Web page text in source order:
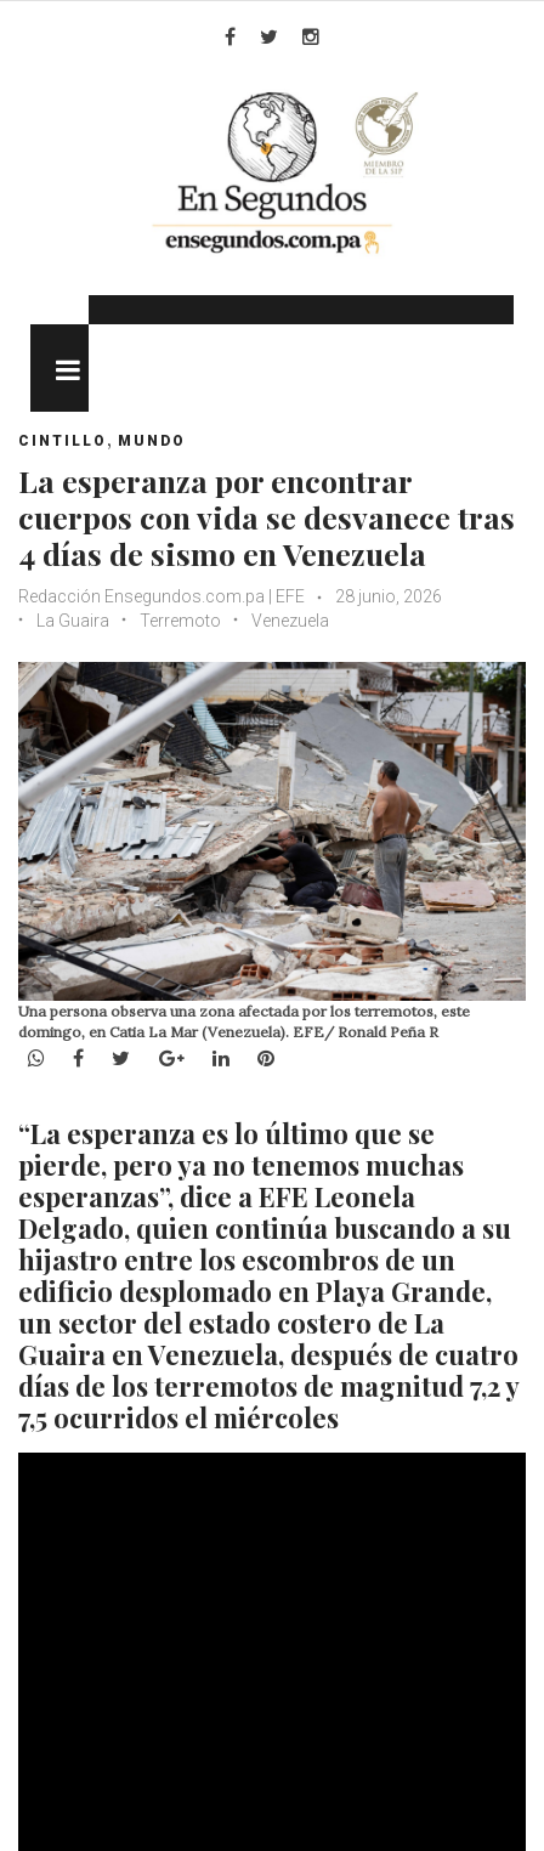
CINTILLO , MUNDO
La esperanza por encontrar
cuerpos con vida se desvanece tras
4 días de sismo en Venezuela
Redacción Ensegundos.com.pa | EFE
28 junio, 2026
La Guaira
Terremoto Venezuela
Una persona observa una zona afectada por los terremotos, este
domingo, en Catia La Mar (Venezuela). EFE/ Ronald Peña R
WhatsApp
Facebook
TwitterGoogle+LinkedInPinterest
“La esperanza es lo último que se
pierde, pero ya no tenemos muchas
esperanzas”, dice a EFE Leonela
Delgado, quien continúa buscando a su
hijastro entre los escombros de un
edificio desplomado en Playa Grande,
un sector del estado costero de La
Guaira en Venezuela, después de cuatro
días de los terremotos de magnitud 7,2 y
7,5 ocurridos el miércoles